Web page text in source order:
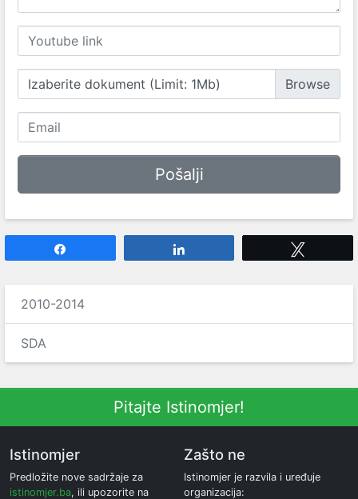
Izaberite dokument (Limit: 1Mb)
2010-2014
SDA
Pitajte Istinomjer!
Istinomjer
Predložite nove sadržaje za
istinomjer.ba, ili upozorite na
Zašto ne
Istinomjer je razvila i uređuje
organizacija: